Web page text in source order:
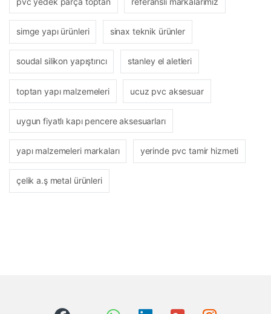
simge yapı ürünleri sinax teknik ürünler
soudal silikon yapıştırıcı stanley el aletleri
toptan yapı malzemeleri ucuz pvc aksesuar
uygun fiyatlı kapı pencere aksesuarları
yapı malzemeleri markaları yerinde pvc tamir hizmeti
çelik a.ş metal ürünleri